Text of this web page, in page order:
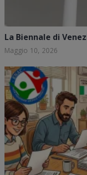
La Biennale di
Maggio 10, 2026